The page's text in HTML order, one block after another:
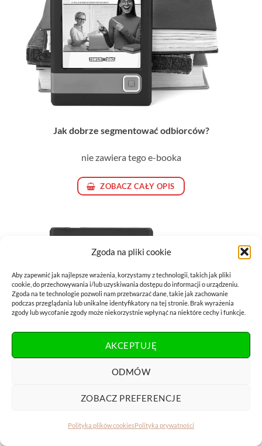
Zgoda na pliki cookie
Aby zapewnić jak najlepsze wrażenia, korzystamy z technologii, takich jak pliki
cookie, do przechowywania i/lub uzyskiwania dostępu do informacji o urządzeniu.
Zgoda na te technologie pozwoli nam przetwarzać dane, takie jak zachowanie
podczas przeglądania lub unikalne identyfikatory na tej stronie. Brak wyrażenia
zgody lub wycofanie zgody może niekorzystnie wpłynąć na niektóre cechy i funkcje.
AKCEPTUJĘ
ODMÓW
ZOBACZ PREFERENCJE
Polityka plików cookiesPolityka prywatności
Jak dobrze segmentować odbiorców?
nie zawiera tego e-booka
ZOBACZ CAŁY OPIS